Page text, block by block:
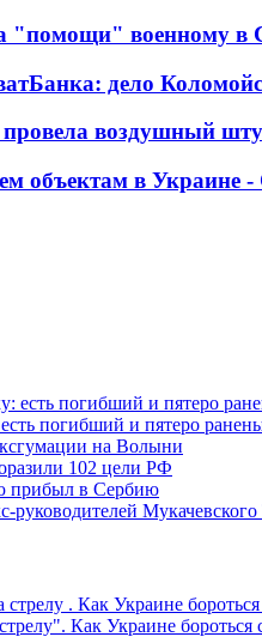
"помощи" военному в
дело
воздушный
объектам в
погибший и пятеро
на Волыни
102 цели РФ
прибыл в Сербию
руководителей
Как Украине бороться